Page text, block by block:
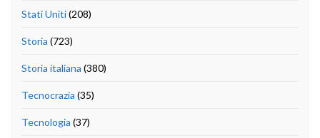
Stati Uniti(208)
Storia (723)
Storia italiana (380)
Tecnocrazia (35)
Tecnologia (37)